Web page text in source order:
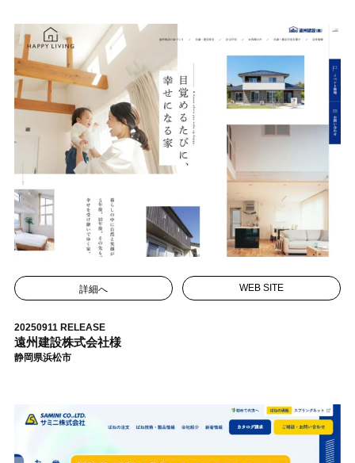
詳細へ WEB SITE
20250911 RELEASE
遠州建設株式会社様
静岡県浜松市